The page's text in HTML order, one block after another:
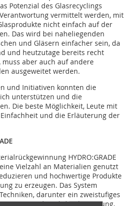
Potenzial des Glasrecyclings
vermittelt werden, mit
nicht einfach auf der
Das wird bei naheliegenden
und Gläsern einfacher sein, da
und heutzutage bereits recht
aber auch auf andere
ausgeweitet werden.
und Initiativen konnten die
unterstützen und die
Die beste Möglichkeit, Leute mit
und die Erläuterung der
HYDRO:GRADE
Vielzahl an Materialien genutzt
und hochwertige Produkte
zu erzeugen. Das System
darunter ein zweistufiges
Attrition und Hochdruckreinigung.